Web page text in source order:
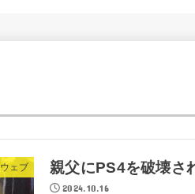
ウェブ 親父にPS4を破壊さ
2024.10.16